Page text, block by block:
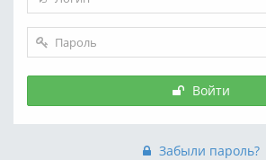
Войти
Забыли пароль?